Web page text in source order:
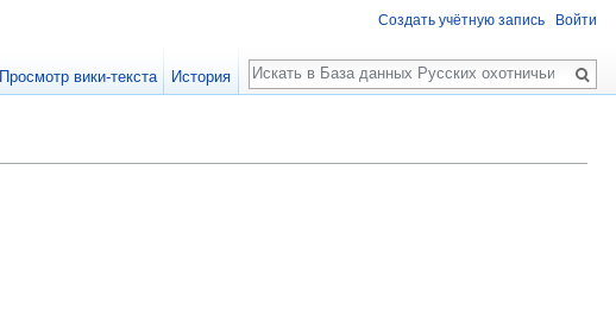
Создать учётную запись Войти
Просмотр вики-текста История
Поиск